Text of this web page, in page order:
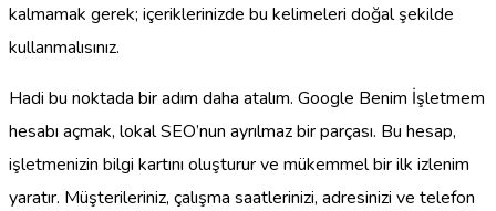
kalmamak gerek; içeriklerinizde bu kelimeleri doğal şekilde
kullanmalısınız.
Hadi bu noktada bir adım daha atalım. Google Benim İşletmem
hesabı açmak, lokal SEO’nun ayrılmaz bir parçası. Bu hesap,
işletmenizin bilgi kartını oluşturur ve mükemmel bir ilk izlenim
yaratır. Müşterileriniz, çalışma saatlerinizi, adresinizi ve telefon